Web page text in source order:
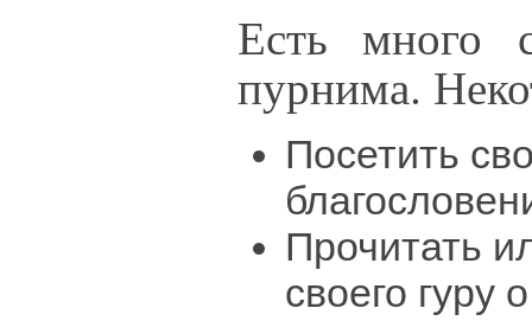
Есть много
пурнима.
Посетить
Прочитать
своего гуру